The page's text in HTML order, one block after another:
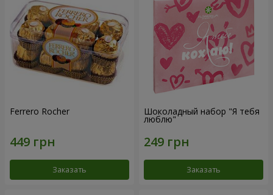
Ferrero Rocher
Заказать
Шоколадный набор "Я тебя
люблю"
Заказать